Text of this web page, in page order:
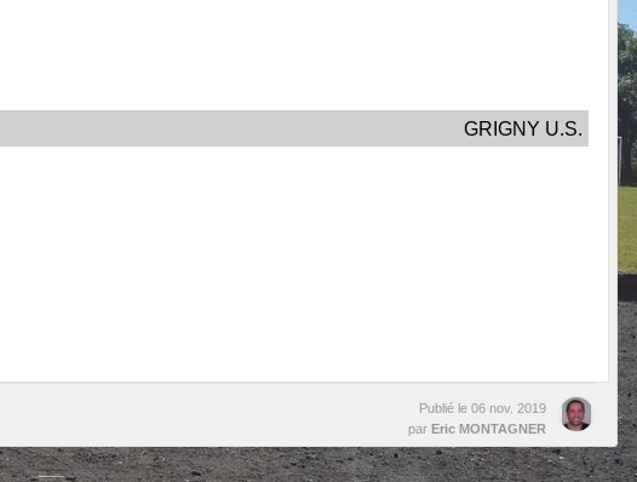
GRIGNY U.S.
Publié le 06 nov. 2019
par Eric MONTAGNER